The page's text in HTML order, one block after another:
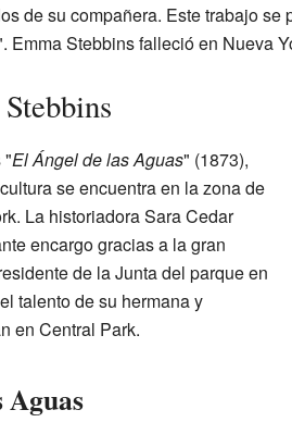
de su compañera. Este trabajo se
Emma Stebbins falleció en Nueva
"El Ángel de las Aguas" (1873),
se encuentra en la zona de
La historiadora Sara Cedar
encargo gracias a la gran
de la Junta del parque en
talento de su hermana y
en Central Park.
Aguas